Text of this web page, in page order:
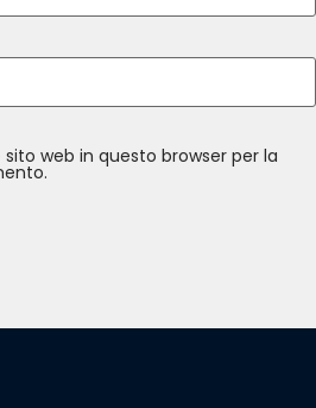
web in questo browser per la